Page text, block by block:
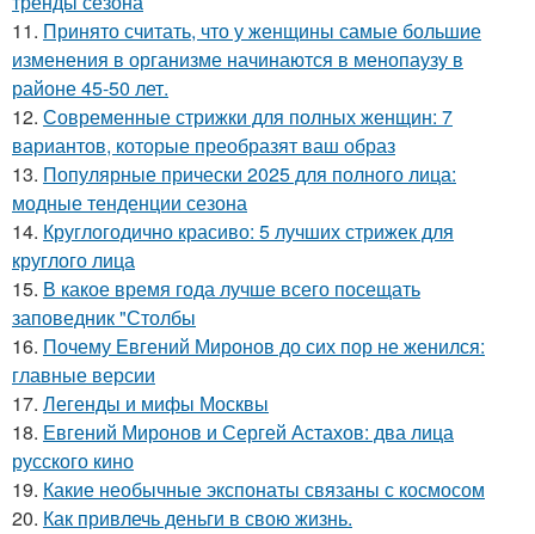
11. Принято считать, что у женщины самые большие
изменения в организме начинаются в менопаузу в
районе 45-50 лет.
12. Современные стрижки для полных женщин: 7
вариантов, которые преобразят ваш образ
13. Популярные прически 2025 для полного лица:
модные тенденции сезона
14. Круглогодично красиво: 5 лучших стрижек для
круглого лица
15. В какое время года лучше всего посещать
заповедник "Столбы
16. Почему Евгений Миронов до сих пор не женился:
главные версии
17. Легенды и мифы Москвы
18. Евгений Миронов и Сергей Астахов: два лица
русского кино
19. Какие необычные экспонаты связаны с космосом
20. Как привлечь деньги в свою жизнь.